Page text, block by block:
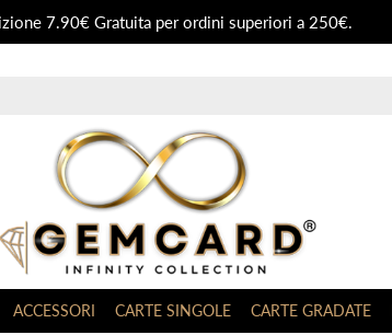
7.90€ Gratuita per ordini superiori a 250€.
ACCESSORI CARTE SINGOLE CARTE GRADATE